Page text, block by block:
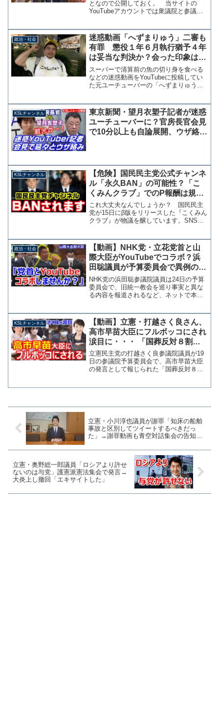
78号】
となので公開しておく。 当サイトの
YouTubeアカウントでは衆議院と参議院
なくTBSラジオ「荻上チキ・Session」が
YouTu...
政治・社会
迷惑動画「へずまりゅう」二審も
有罪 懲役１年６月執行猶予４年
は妥当な判決か？会った印象は
「憎めないキャラ」だが・・・
スーパーで清算前の魚の切り身を食べる
などの迷惑動画をYouTubeに投稿してい
た元ユーチューバーの「へずまりゅう」
行猶予4年とした一審判決を支持して被告
側の控訴を棄...
KSLチャンネル
東京新聞・望月衣塑子記者が迷惑
ユーチューバーに？官房長官会見
で10分以上も自論展開、ウザ絡み
KSLチャンネル
【危険】国民民主党公式チャンネ
ル「永久BAN」の可能性？「こ
くみんクラブ」でのP報酬は規約
違反、公選法と倫理問題も【KSL
チャンネル】
これ大丈夫なんでしょうか？ 国民民主
党が15日にβ版をリリースした『こくみん
クラブ』が物議を醸しています。SNSで
手法も見られるので詳しく解説したいと
思います。 党員資...
政治・社会
【動画】NHK党・立花党首と山
際大臣がYouTubeでコラボ？浜
田聡議員が予算委員会で異例の呼
びかけ
NHK党の浜田聡参議院議員は24日の予算
委員会で、旧統一教会を巡り事実と異な
る内容を報道されるなど、ネットで本人
ユーチューブコラボを提案していること
を明かし、大臣に直接...
KSLチャンネル
【動画】立憲・打越さく良さん、
高市早苗大臣にフルボッコにされ
涙目に・・・ 「国葬反対８割が
隣の大陸から」発言を完全に否定
される
立憲民主党の打越さく良参議院議員が19
日の参議院予算委員会で、高市早苗大臣
の発言として報じられた「国葬反対８割
立憲・小川淳也議員が謝罪「知床の船舶
事故と区別してツイートするべきだっ
た」→謝罪動画も青空対話集会の告知と
立憲・奥野総一郎議員「ロシアより許せ
ないのは与党」護憲派憲法集会で発言→
大炎上し撤回「エキサイトした」